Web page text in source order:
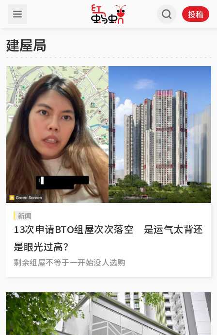
投稿
建屋局
新闻
13次申请BTO组屋次次落空 是运气太背还
是眼光过高？
剩余组屋不等于一开始没人选购